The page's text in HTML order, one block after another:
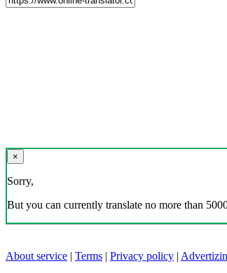
×
Sorry,
But you can currently translate no more than
About service | Terms | Privacy policy |